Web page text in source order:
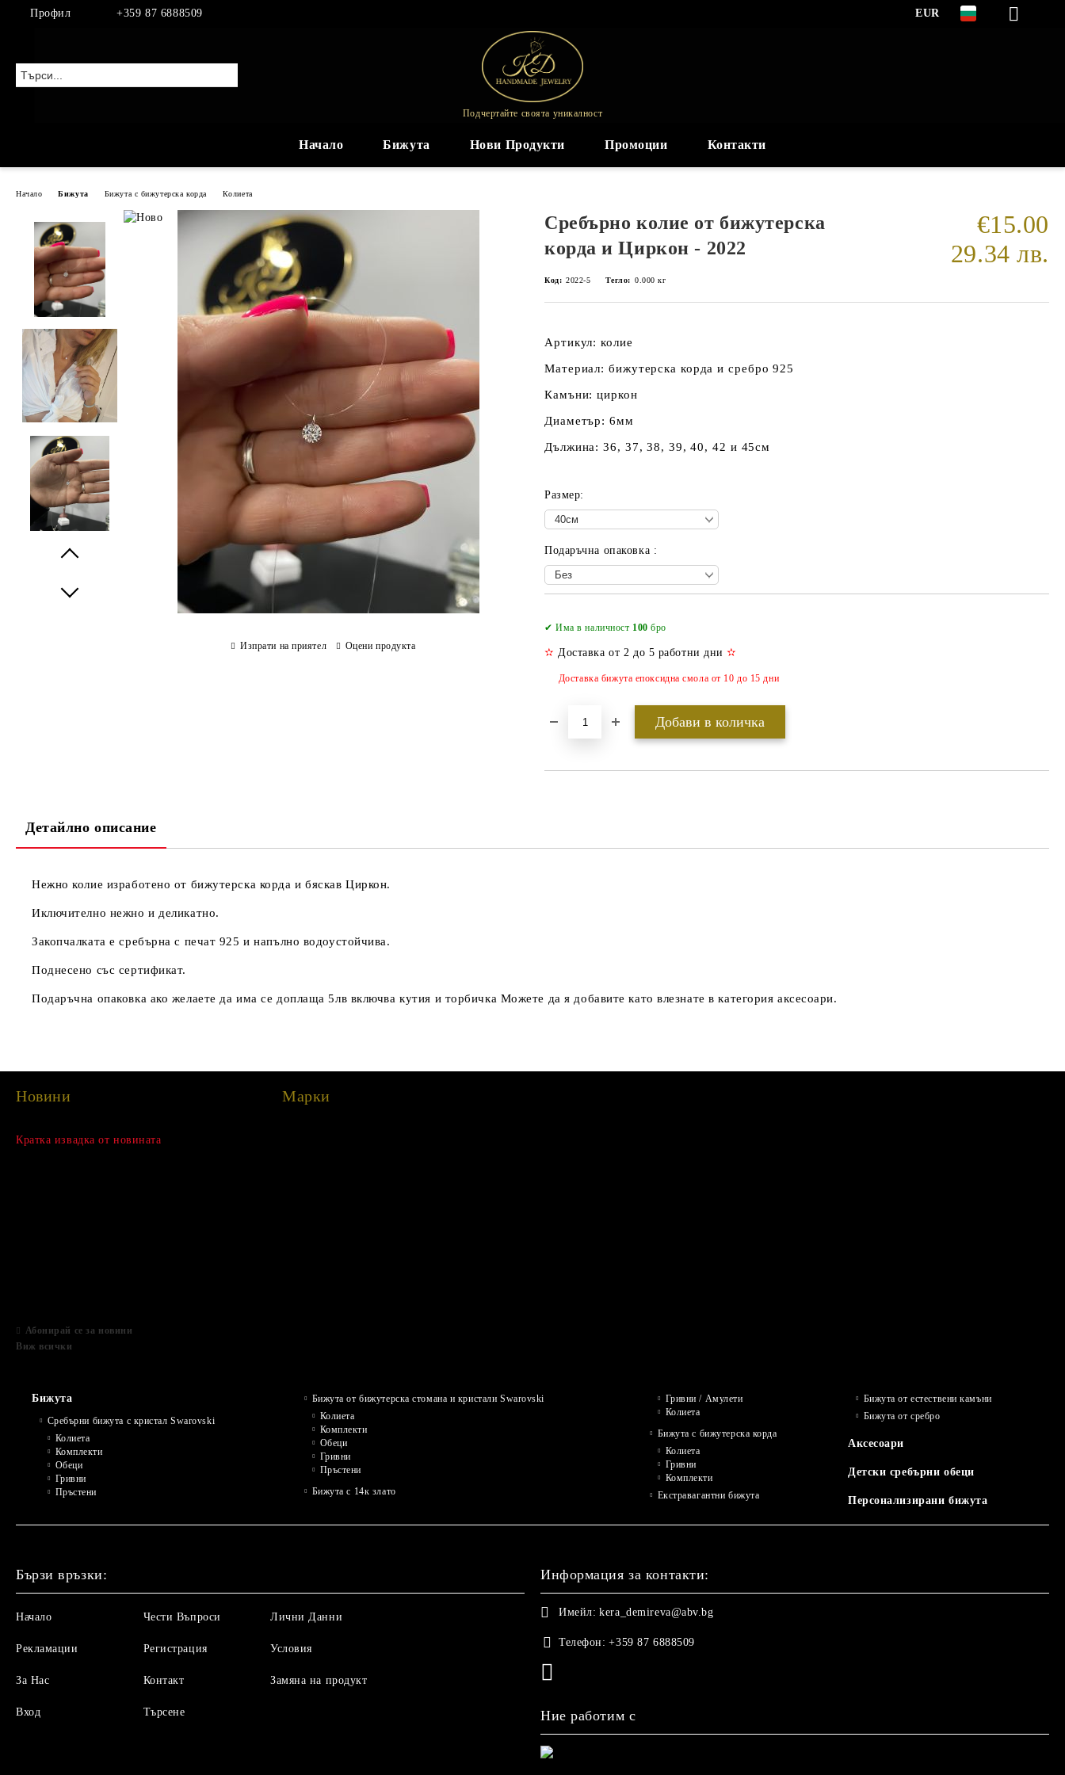
Профил +359 87 6888509 EUR
Подчертайте своята уникалност
Начало Бижута Нови Продукти Промоции Контакти
Начало Бижута Бижута с бижутерска корда Колиета
Сребърно колие от бижутерска
корда и Циркон - 2022
€15.00
29.34 лв.
Код: 2022-5 Тегло: 0.000 кг
Артикул: колие
Материал: бижутерска корда и сребро 925
Камъни: циркон
Диаметър: 6мм
Дължина: 36, 37, 38, 39, 40, 42 и 45см
Размер:
Подаръчна опаковка :
✔ Има в наличност 100 бро
✫ Доставка от 2 до 5 работни дни✫
Доставка бижута епоксидна смола от 10 до 15 дни
Изпрати на приятел Оцени продукта
Детайлно описание
Нежно колие изработено от бижутерска корда и бяскав Циркон.
Иключително нежно и деликатно.
Закопчалката е сребърна с печат 925 и напълно водоустойчива.
Поднесено със сертификат.
Подаръчна опаковка ако желаете да има се доплаща 5лв включва кутия и торбичка Можете да я добавите като влезнате в категория аксесоари.
Новини
Кратка извадка от новината
Абонирай се за новини
Виж всички
Марки
Бижута
Сребърни бижута с кристал Swarovski
Колиета
Комплекти
Обеци
Гривни
Пръстени
Бижута от бижутерска стомана и кристали Swarovski
Колиета
Комплекти
Обеци
Гривни
Пръстени
Бижута с 14к злато
Гривни / Амулети
Колиета
Бижута с бижутерска корда
Колиета
Гривни
Комплекти
Екстравагантни бижута
Бижута от естествени камъни
Бижута от сребро
Аксесоари
Детски сребърни обеци
Персонализирани бижута
Бързи връзки:
Начало
Рекламации
За Нас
Вход
Чести Въпроси
Регистрация
Контакт
Търсене
Лични Данни
Условия
Замяна на продукт
Информация за контакти:
Имейл: kera_demireva@abv.bg
Телефон: +359 87 6888509
Ние работим с